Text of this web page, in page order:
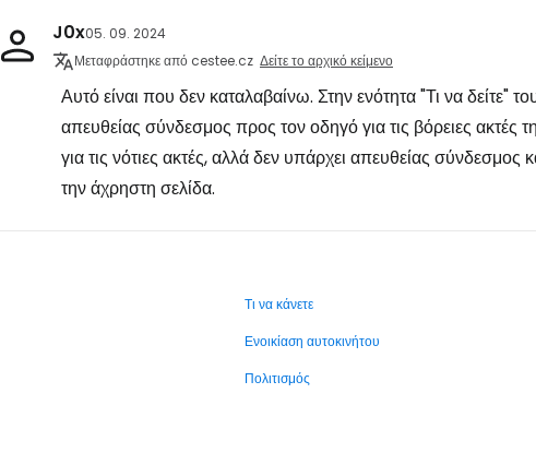
J0x05. 09. 2024
Μεταφράστηκε από cestee.cz Δείτε το αρχικό κείμενο
Αυτό είναι που δεν καταλαβαίνω. Στην ενότητα "Τι να δείτε"
απευθείας σύνδεσμος προς τον οδηγό για τις βόρειες ακτές
για τις νότιες ακτές, αλλά δεν υπάρχει απευθείας
την άχρηστη σελίδα.
Τι να κάνετε
Ενοικίαση αυτοκινήτου
Πολιτισμός